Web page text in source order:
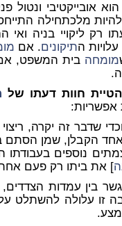
הוא אובייקטיבי
להיות מלכתחילה
רק ליקויי בניה
התיקונים. אם
מומחה בית המשפט,
חוות דעתו של
אפשריות:
שדבר זה יקרה,
הקבלן, שמן הסתם
נוספים בעבודתו
] את ביתו רק פעם
בין עמדות הצדדים,
זו עלולה להשתלט